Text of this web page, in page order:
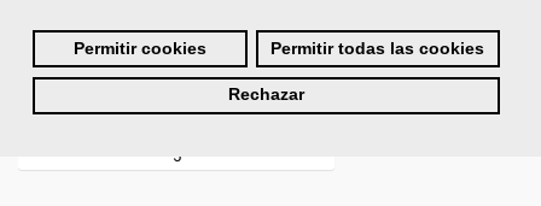
Permitir cookies Permitir todas las cookies
Rechazar